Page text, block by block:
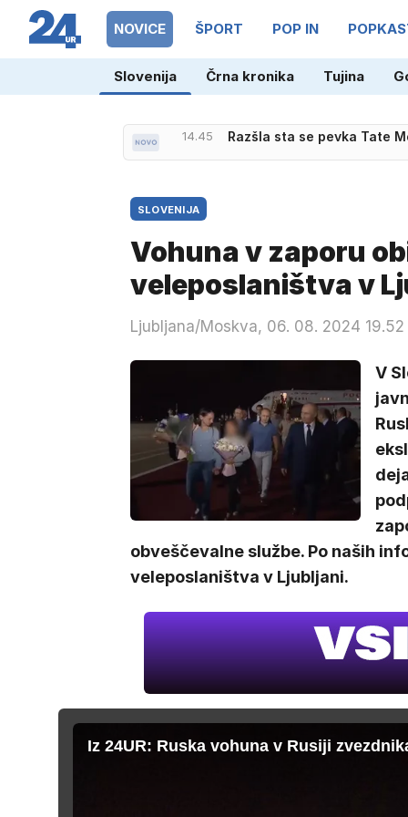
NOVICE ŠPORT POP IN
Slovenija Črna kronika Tujina
14.45 Razšla sta se pevka Tate
SLOVENIJA
Vohuna v zaporu
veleposlaništva v
Ljubljana/Moskva, 06. 08. 2024 19.52
V
obveščevalne službe. Po naših
veleposlaništva v Ljubljani.
Iz 24UR: Ruska vohuna v Rusiji